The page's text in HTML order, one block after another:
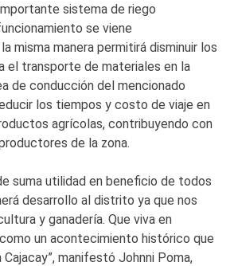
sistema de riego
se viene
misma manera permitirá disminuir los
el transporte de materiales en la
de conducción del mencionado
los tiempos y costo de viaje en
agrícolas, contribuyendo con
de la zona.
suma utilidad en beneficio de todos
desarrollo al distrito ya que nos
y ganadería. Que viva en
un acontecimiento histórico que
manifestó Johnni Poma,